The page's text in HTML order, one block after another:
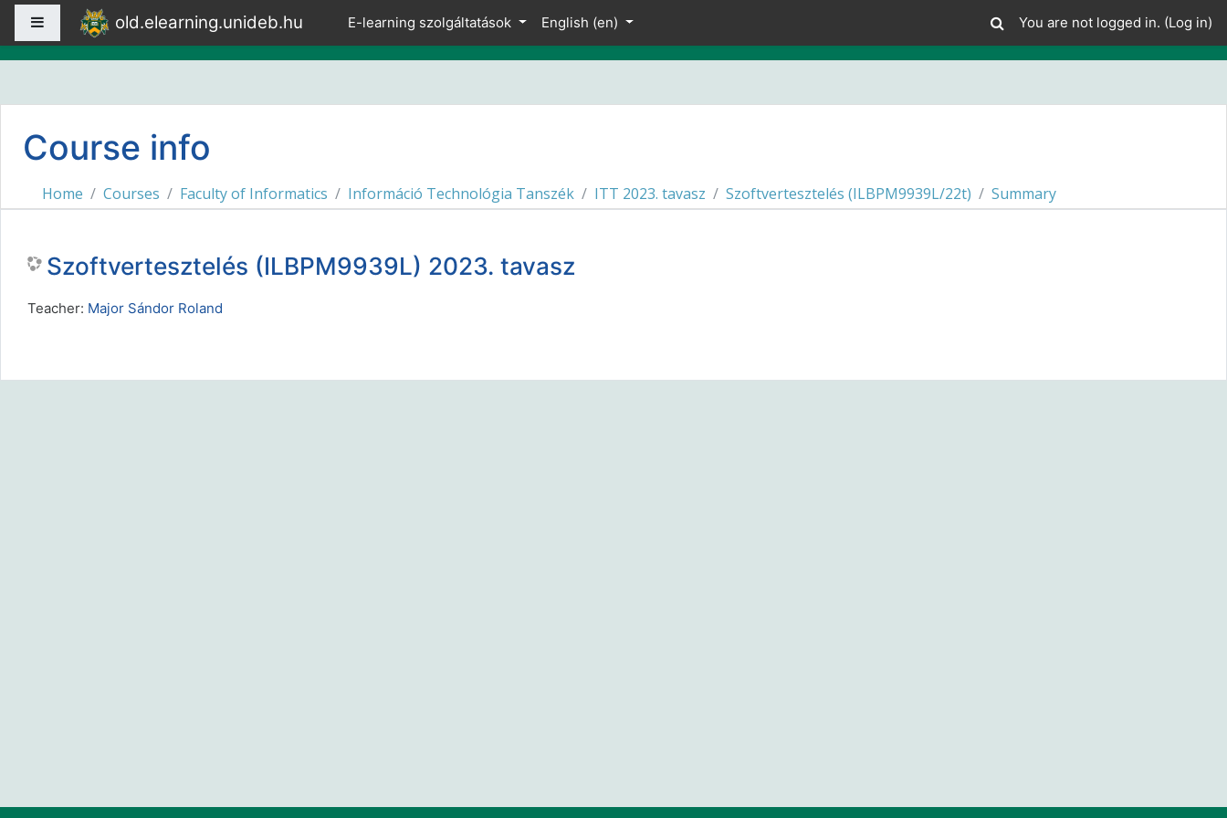
Skip to main content
Side panel old.elearning.unideb.hu E-learning szolgáltatások English ‎(en)‎ You are not logged in. (Log in)
Course info
Home Courses Faculty of Informatics Információ Technológia Tanszék ITT 2023. tavasz Szoftvertesztelés (ILBPM9939L/22t) Summary
Szoftvertesztelés (ILBPM9939L) 2023. tavasz
Teacher: Major Sándor Roland